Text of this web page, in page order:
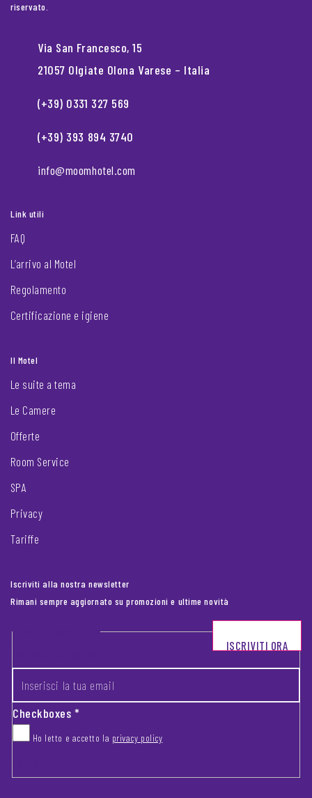
riservato.
Via San Francesco, 15
21057 Olgiate Olona Varese – Italia
(+39) 0331 327 569
(+39) 393 894 3740
info@moomhotel.com
Link utili
FAQ
L’arrivo al Motel
Regolamento
Certificazione e igiene
Il Motel
Le suite a tema
Le Camere
Offerte
Room Service
SPA
Privacy
Tariffe
Iscriviti alla nostra newsletter
Rimani sempre aggiornato su promozioni e ultime novità
Footer newsletter
Checkboxes*
Ho letto e accetto la privacy policy
ISCRIVITI ORA